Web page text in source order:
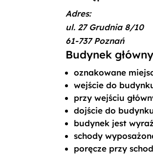
Adres:
ul. 27 Grudnia 8/10
61-737 Poznań
Budynek główny
oznakowane
wejście do
przy wejściu
dojście do
budynek jest
schody
poręcze przy